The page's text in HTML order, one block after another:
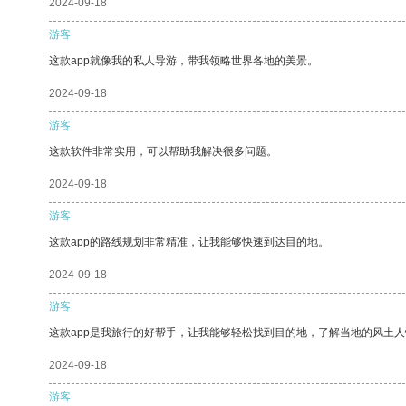
2024-09-18
游客
这款app就像我的私人导游，带我领略世界各地的美景。
2024-09-18
游客
这款软件非常实用，可以帮助我解决很多问题。
2024-09-18
游客
这款app的路线规划非常精准，让我能够快速到达目的地。
2024-09-18
游客
这款app是我旅行的好帮手，让我能够轻松找到目的地，了解当地的风土
2024-09-18
游客